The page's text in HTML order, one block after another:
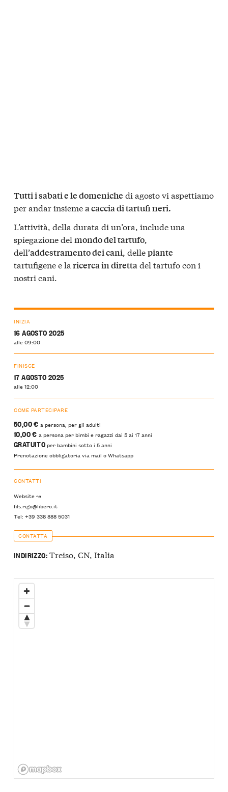
Tutti i sabati e le domeniche di agosto vi aspettiamo
per andar insiemea caccia di tartufi neri.
L’attività, della durata di un’ora, include una
spiegazione del mondo del tartufo,
dell’addestramento dei cani, dellepiante
tartufigene e la ricerca in direttadel tartufo con i
nostri cani.
INIZIA
16 AGOSTO 2025
alle 09:00
FINISCE
17 AGOSTO 2025
alle 12:00
COME PARTECIPARE
50,00 € a persona, per gli adulti
10,00 € a persona per bimbi e ragazzi dai 5 ai 17 anni
GRATUITOper bambini sotto i 5 anni
Prenotazione obbligatoria via mail o Whatsapp
CONTATTI
Website ↝
fils.rigo@libero.it
Tel: +39 338 888 5031
CONTATTA
INDIRIZZO:Treiso, CN, Italia